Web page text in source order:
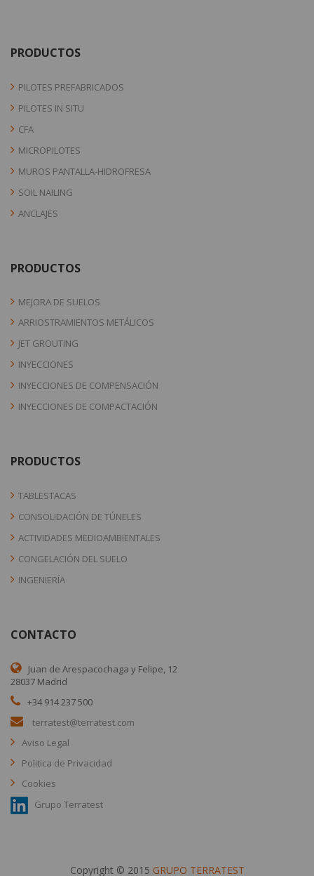
PRODUCTOS
PILOTES PREFABRICADOS
PILOTES IN SITU
CFA
MICROPILOTES
MUROS PANTALLA-HIDROFRESA
SOIL NAILING
ANCLAJES
PRODUCTOS
MEJORA DE SUELOS
ARRIOSTRAMIENTOS METÁLICOS
JET GROUTING
INYECCIONES
INYECCIONES DE COMPENSACIÓN
INYECCIONES DE COMPACTACIÓN
PRODUCTOS
TABLESTACAS
CONSOLIDACIÓN DE TÚNELES
ACTIVIDADES MEDIOAMBIENTALES
CONGELACIÓN DEL SUELO
INGENIERÍA
CONTACTO
Juan de Arespacochaga y Felipe, 12
28037 Madrid
+34 914 237 500
terratest@terratest.com
Aviso Legal
Politica de Privacidad
Cookies
Grupo Terratest
Copyright © 2015 GRUPO TERRATEST